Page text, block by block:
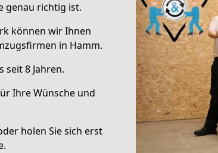
genau richtig ist.
können wir Ihnen
in Hamm.
seit 8 Jahren.
Ihre Wünsche und
holen Sie sich erst